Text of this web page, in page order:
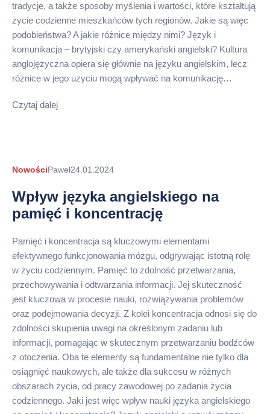
tradycje, a także sposoby myślenia i wartości, które kształtują
życie codzienne mieszkańców tych regionów. Jakie są więc
podobieństwa? A jakie różnice między nimi? Język i
komunikacja – brytyjski czy amerykański angielski? Kultura
anglojęzyczna opiera się głównie na języku angielskim, lecz
różnice w jego użyciu mogą wpływać na komunikację…
Czytaj dalej
NowościAutor
Paweł24.01.2024
Wpływ języka angielskiego na
pamięć i koncentrację
Pamięć i koncentracja są kluczowymi elementami
efektywnego funkcjonowania mózgu, odgrywając istotną rolę
w życiu codziennym. Pamięć to zdolność przetwarzania,
przechowywania i odtwarzania informacji. Jej skuteczność
jest kluczowa w procesie nauki, rozwiązywania problemów
oraz podejmowania decyzji. Z kolei koncentracja odnosi się do
zdolności skupienia uwagi na określonym zadaniu lub
informacji, pomagając w skutecznym przetwarzaniu bodźców
z otoczenia. Oba te elementy są fundamentalne nie tylko dla
osiągnięć naukowych, ale także dla sukcesu w różnych
obszarach życia, od pracy zawodowej po zadania życia
codziennego. Jaki jest więc wpływ nauki języka angielskiego